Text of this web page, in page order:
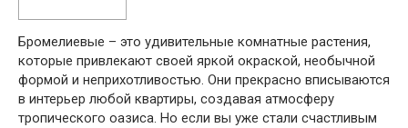
Бромелиевые – это удивительные комнатные растения,
которые привлекают своей яркой окраской, необычной
формой и неприхотливостью. Они прекрасно вписываются
в интерьер любой квартиры, создавая атмосферу
тропического оазиса. Но если вы уже стали счастливым